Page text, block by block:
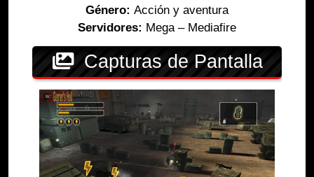
Género: Acción y aventura
Servidores: Mega – Mediafire
Capturas de Pantalla